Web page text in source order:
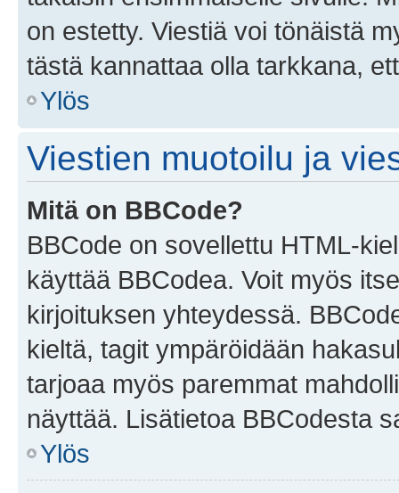
on estetty. Viestiä voi tönäistä
tästä kannattaa olla tarkkana,
Ylös
Viestien muotoilu ja
Mitä on BBCode?
BBCode on sovellettu HTML-
käyttää BBCodea. Voit myös
kirjoituksen yhteydessä.
kieltä, tagit ympäröidään
tarjoaa myös paremmat
näyttää. Lisätietoa BBCodesta
Ylös